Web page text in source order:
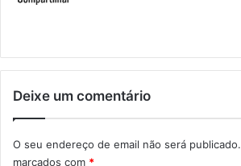
Deixe um comentário
O seu endereço de email não será publicado.
marcados com *